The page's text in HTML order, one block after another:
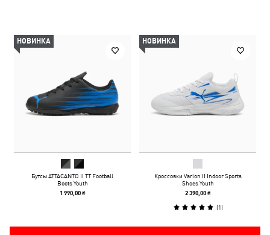
НОВИНКА
Бутсы ATTACANTO II TT Football
Boots Youth
1 990,00 ₴
НОВИНКА
Кроссовки Varion II Indoor Sports
Shoes Youth
2 390,00 ₴
(1)